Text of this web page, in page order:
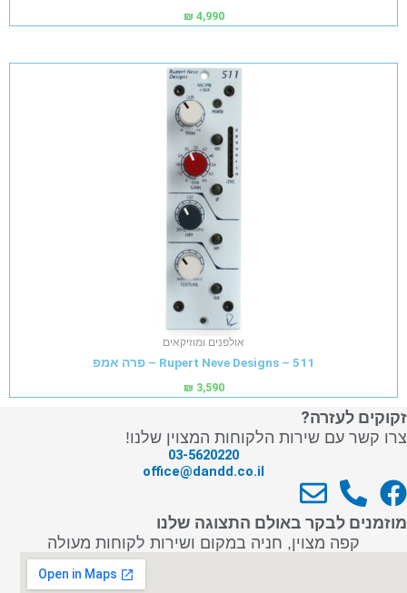
₪ 4,990
אולפנים ומוזיקאים
Rupert Neve Designs – 511 – פרה אמפ
₪ 3,590
זקוקים לעזרה?
צרו קשר עם שירות הלקוחות המצוין שלנו!
03-5620220
office@dandd.co.il
F
a
P
h
o
E
n
v
מוזמנים לבקר באולם התצוגה שלנו
קפה מצוין, חניה במקום ושירות לקוחות מעולה